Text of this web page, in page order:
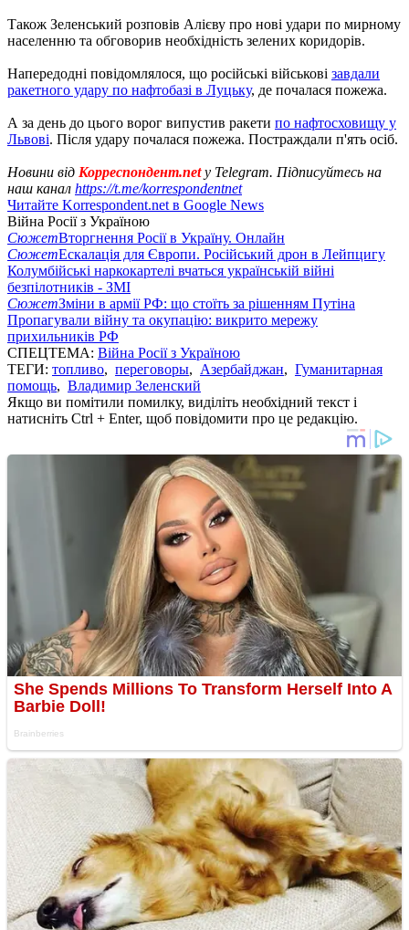
Також Зеленський розповів Алієву про нові удари по мирному
населенню та обговорив необхідність зелених коридорів.
Напередодні повідомлялося, що російські військові завдали
ракетного удару по нафтобазі в Луцьку, де почалася пожежа.
А за день до цього ворог випустив ракети по нафтосховищу у
Львові. Після удару почалася пожежа. Постраждали п'ять осіб.
Новини від Корреспондент.netу Telegram. Підписуйтесь на
наш канал https://t.me/korrespondentnet
Читайте Korrespondent.net в Google News
Війна Росії з Україною
СюжетВторгнення Росії в Україну. Онлайн
СюжетЕскалація для Європи. Російський дрон в Лейпцигу
Колумбійські наркокартелі вчаться українській війні
безпілотників - ЗМІ
СюжетЗміни в армії РФ: що стоїть за рішенням Путіна
Пропагували війну та окупацію: викрито мережу
прихильників РФ
СПЕЦТЕМА: Війна Росії з Україною
ТЕГИ: топливо, переговоры, Азербайджан, Гуманитарная
помощь, Владимир Зеленский
Якщо ви помітили помилку, виділіть необхідний текст і
натисніть Ctrl + Enter, щоб повідомити про це редакцію.